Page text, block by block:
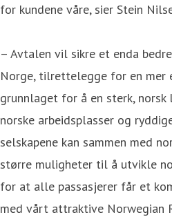
for kundene våre, sier Stein
– Avtalen vil sikre et enda
Norge, tilrettelegge for en
grunnlaget for å en sterk,
norske arbeidsplasser og
selskapene kan sammen med
større muligheter til å utvikle
for at alle passasjerer får et
med vårt attraktive Norwegian